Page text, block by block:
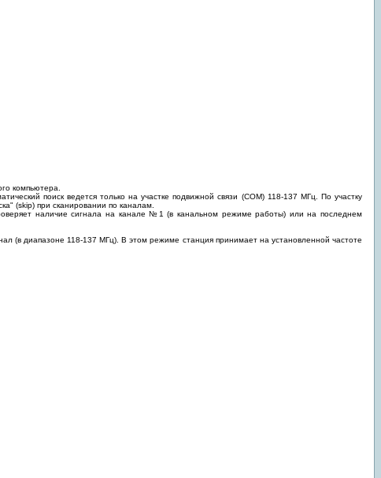
компьютера.
поиск ведется только на участке подвижной связи (СОМ) 118-137 МГц. По участку
(skip) при сканировании по каналам.
наличие сигнала на канале №1 (в канальном режиме работы) или на последнем
(в диапазоне 118-137 МГц). В этом режиме станция принимает на установленной частоте